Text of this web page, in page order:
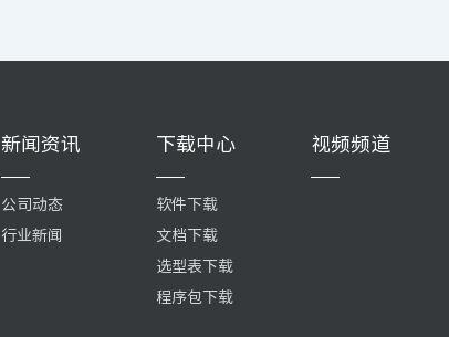
新闻资讯
公司动态
行业新闻
下载中心
软件下载
文档下载
选型表下载
程序包下载
视频频道